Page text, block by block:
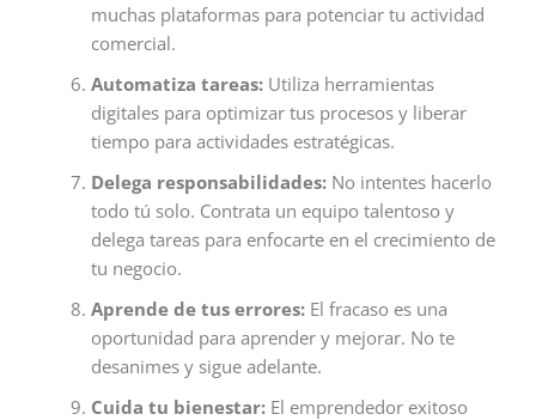
muchas plataformas para potenciar tu actividad
comercial.
Automatiza tareas: Utiliza herramientas
digitales para optimizar tus procesos y liberar
tiempo para actividades estratégicas.
Delega responsabilidades: No intentes hacerlo
todo tú solo. Contrata un equipo talentoso y
delega tareas para enfocarte en el crecimiento de
tu negocio.
Aprende de tus errores: El fracaso es una
oportunidad para aprender y mejorar. No te
desanimes y sigue adelante.
Cuida tu bienestar: El emprendedor exitoso